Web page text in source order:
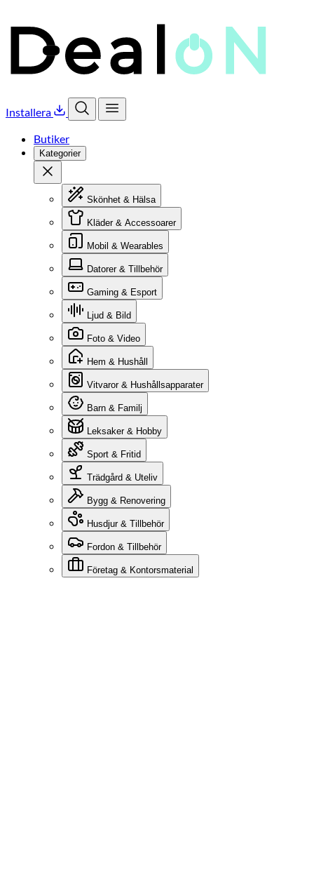
Installera
Öppna sökÖppna meny
Butiker
Kategorier
Stäng
Skönhet & Hälsa
Kläder & Accessoarer
Mobil & Wearables
Datorer & Tillbehör
Gaming & Esport
Ljud & Bild
Foto & Video
Hem & Hushåll
Vitvaror & Hushållsapparater
Barn & Familj
Leksaker & Hobby
Sport & Fritid
Trädgård & Uteliv
Bygg & Renovering
Husdjur & Tillbehör
Fordon & Tillbehör
Företag & Kontorsmaterial